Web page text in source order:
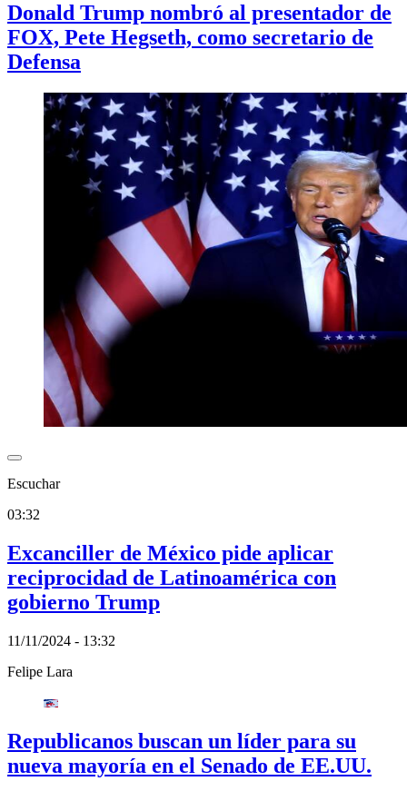
Donald Trump nombró al presentador de
FOX, Pete Hegseth, como secretario de
Defensa
Escuchar
03:32
Excanciller de México pide aplicar
reciprocidad de Latinoamérica con
gobierno Trump
11/11/2024 - 13:32
Felipe Lara
Republicanos buscan un líder para su
nueva mayoría en el Senado de EE.UU.